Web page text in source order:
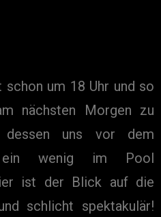
schon um 18 Uhr und so
nächsten Morgen zu
uns vor dem
ein wenig im Pool
ist der Blick auf die
schlicht spektakulär!